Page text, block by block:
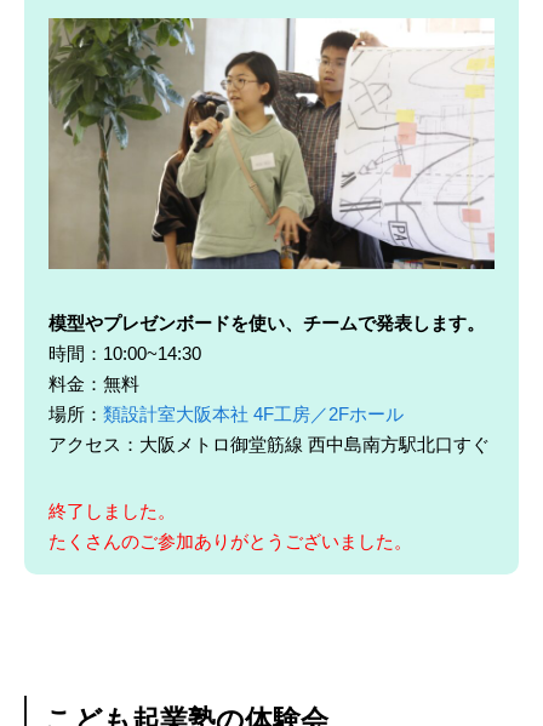
模型やプレゼンボードを使い、チームで発表します。
時間：10:00~14:30
料金：無料
場所： 類設計室大阪本社 4F工房／2Fホール
アクセス：大阪メトロ御堂筋線 西中島南方駅北口すぐ
終了しました。
たくさんのご参加ありがとうございました。